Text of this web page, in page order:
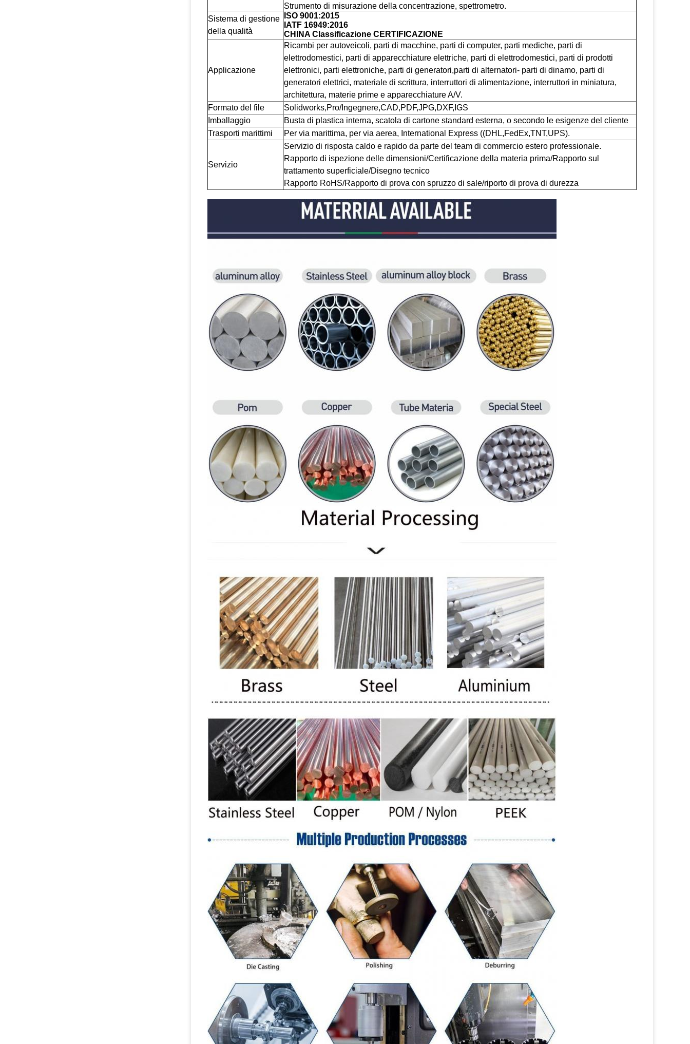
Strumento di misurazione della concentrazione, spettrometro.
Sistema di gestione
della qualità
ISO 9001:2015
IATF 16949:2016
CHINA Classificazione CERTIFICAZIONE
Applicazione
Ricambi per autoveicoli, parti di macchine, parti di computer, parti mediche, parti di
elettrodomestici, parti di apparecchiature elettriche, parti di elettrodomestici, parti di prodotti
elettronici, parti elettroniche, parti di generatori,parti di alternatori- parti di dinamo, parti di
generatori elettrici, materiale di scrittura, interruttori di alimentazione, interruttori in miniatura,
architettura, materie prime e apparecchiature A/V.
Formato del file
Solidworks,Pro/Ingegnere,CAD,PDF,JPG,DXF,IGS
Imballaggio
Busta di plastica interna, scatola di cartone standard esterna, o secondo le esigenze del cliente
Trasporti marittimi
Per via marittima, per via aerea, International Express ((DHL,FedEx,TNT,UPS).
Servizio
Servizio di risposta caldo e rapido da parte del team di commercio estero professionale.
Rapporto di ispezione delle dimensioni/Certificazione della materia prima/Rapporto sul
trattamento superficiale/Disegno tecnico
Rapporto RoHS/Rapporto di prova con spruzzo di sale/riporto di prova di durezza